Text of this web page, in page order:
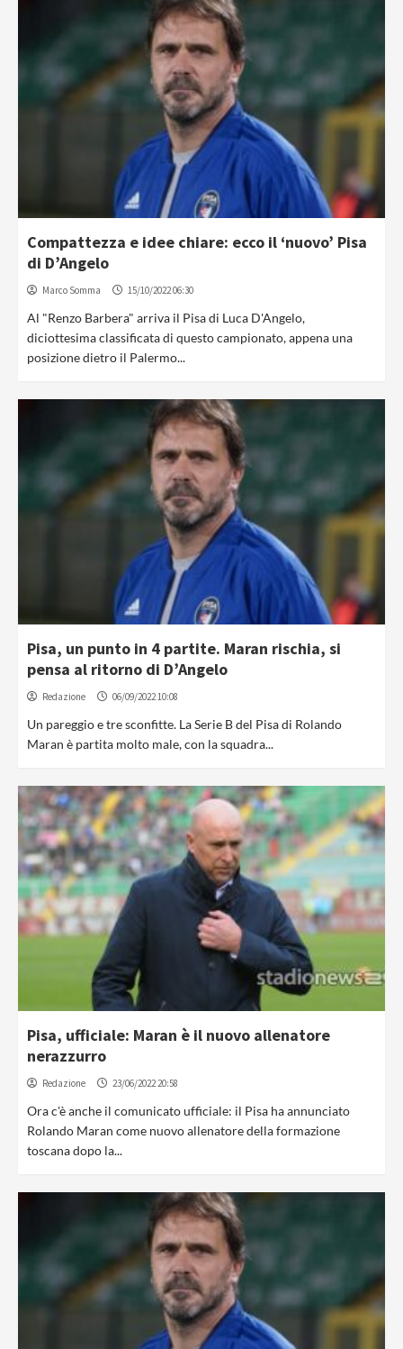
Compattezza e idee chiare: ecco il ‘nuovo’ Pisa
di D’Angelo
Marco Somma 15/10/2022 06:30
Al "Renzo Barbera" arriva il Pisa di Luca D'Angelo,
diciottesima classificata di questo campionato, appena una
posizione dietro il Palermo...
Pisa, un punto in 4 partite. Maran rischia, si
pensa al ritorno di D’Angelo
Redazione 06/09/2022 10:08
Un pareggio e tre sconfitte. La Serie B del Pisa di Rolando
Maran è partita molto male, con la squadra...
Pisa, ufficiale: Maran è il nuovo allenatore
nerazzurro
Redazione 23/06/2022 20:58
Ora c'è anche il comunicato ufficiale: il Pisa ha annunciato
Rolando Maran come nuovo allenatore della formazione
toscana dopo la...